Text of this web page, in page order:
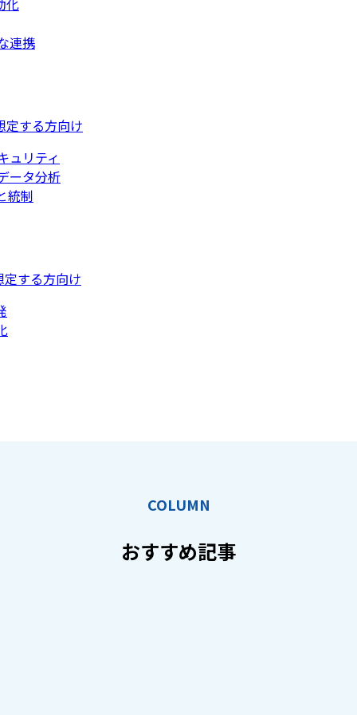
化
連携
定する方向け
ュリティ
ータ分析
統制
する方向け
COLUMN
おすすめ記事